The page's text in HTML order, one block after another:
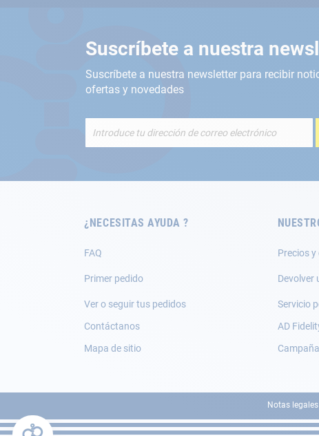
Suscríbete a nuestra
Suscríbete a nuestra newsletter para recibir
ofertas y novedades
de
¿NECESITAS AYUDA ?
FAQ
Primer pedido
Ver o seguir tus pedidos
Contáctanos
Mapa de sitio
Precios
Devolver
Servicio
AD
Notas legales